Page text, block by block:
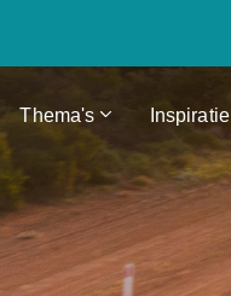
Thema's Inspiratie